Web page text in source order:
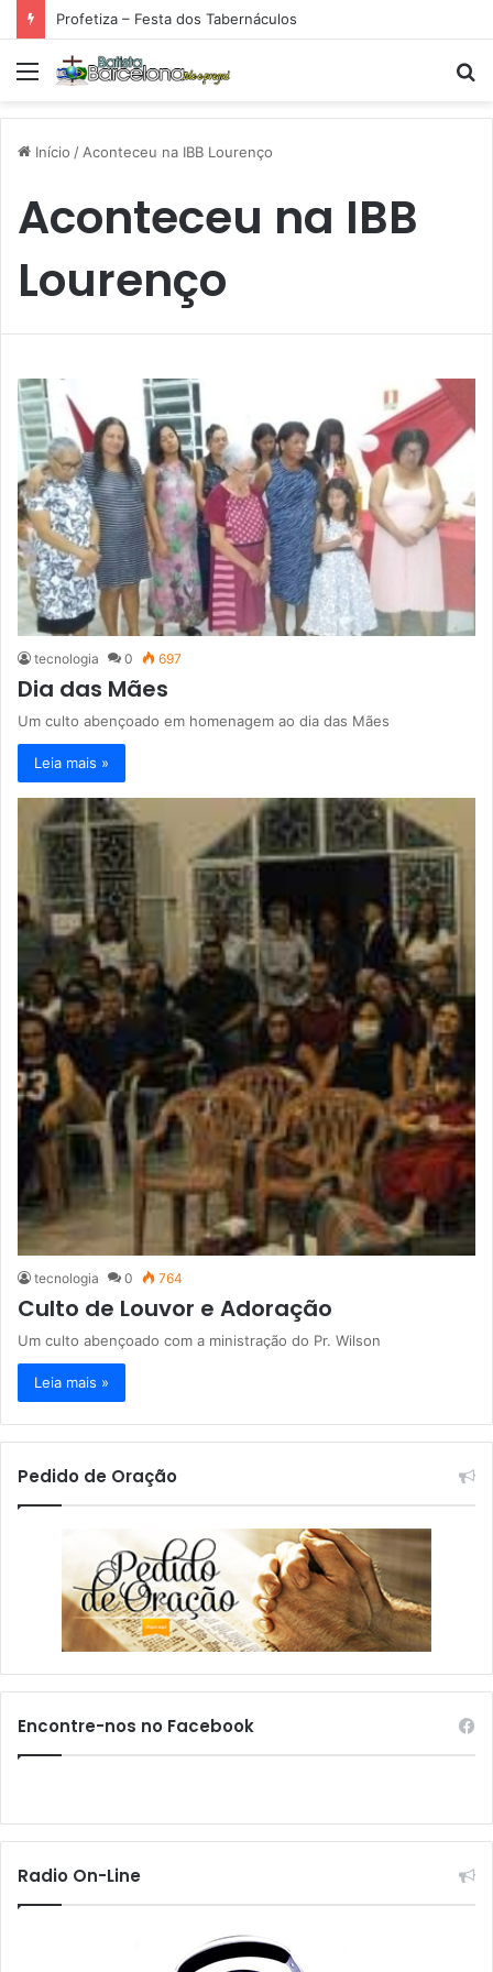
Profetiza – Festa dos Tabernáculos
Menu
Início / Aconteceu na IBB Lourenço
Aconteceu na IBB
Lourenço
tecnologia 0 697
Dia das Mães
Um culto abençoado em homenagem ao dia das Mães
Leia mais »
tecnologia 0 764
Culto de Louvor e Adoração
Um culto abençoado com a ministração do Pr. Wilson
Leia mais »
Pedido de Oração
Encontre-nos no Facebook
Radio On-Line